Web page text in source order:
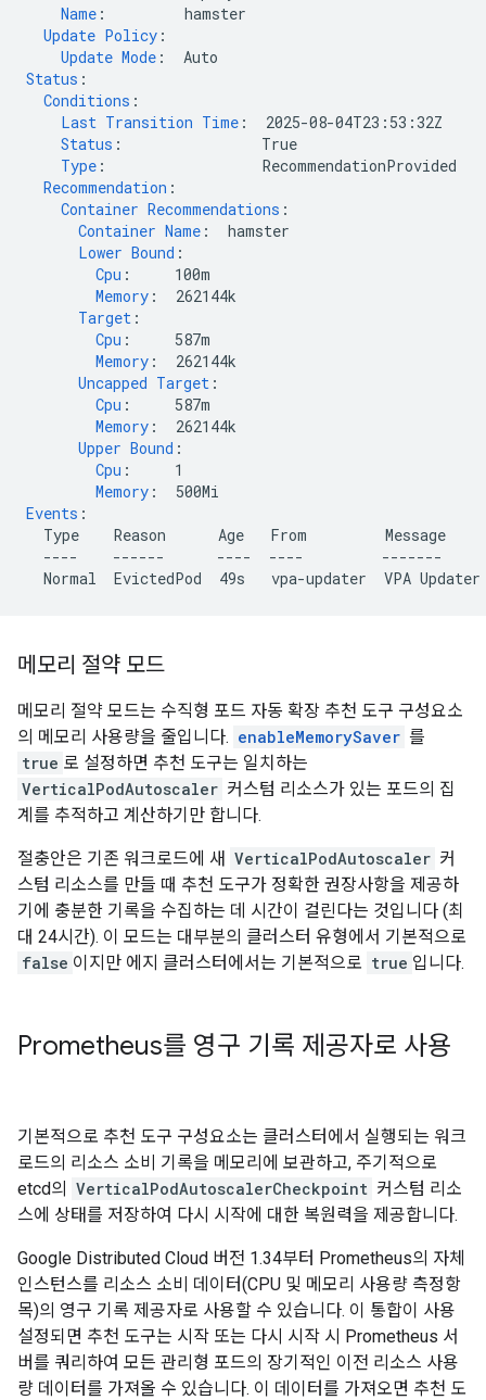
Name :
hamster
Update Policy :
Update Mode :
Auto
Status :
Conditions :
Last Transition Time :
2025-08-04T23:53:32Z
Status :
True
Type :
RecommendationProvided
Recommendation :
Container Recommendations :
Container Name :
hamster
Lower Bound :
Cpu :
100m
Memory :
262144k
Target :
Cpu :
587m
Memory :
262144k
Uncapped Target :
Cpu :
587m
Memory :
262144k
Upper Bound :
Cpu :
1
Memory :
500Mi
Events :
Type    Reason      Age   From         Message
----    ------      ----  ----         -------
Normal  EvictedPod  49s   vpa-updater  VPA
메모리 절약 모드
메모리 절약 모드는 수직형 포드 자동 확장 추천 도구 구성요소
의 메모리 사용량을 줄입니다. enableMemorySaver 를
true 로 설정하면 추천 도구는 일치하는
VerticalPodAutoscaler 커스텀 리소스가 있는 포드의 집
계를 추적하고 계산하기만 합니다.
절충안은 기존 워크로드에 새 VerticalPodAutoscaler 커
스텀 리소스를 만들 때 추천 도구가 정확한 권장사항을 제공하
기에 충분한 기록을 수집하는 데 시간이 걸린다는 것입니다 (최
대 24시간). 이 모드는 대부분의 클러스터 유형에서 기본적으로
false 이지만 에지 클러스터에서는 기본적으로 true 입니다.
Prometheus를 영구 기록 제공자로 사용
기본적으로 추천 도구 구성요소는 클러스터에서 실행되는 워크
로드의 리소스 소비 기록을 메모리에 보관하고, 주기적으로
etcd의
VerticalPodAutoscalerCheckpoint 커스텀 리소
스에 상태를 저장하여 다시 시작에 대한 복원력을 제공합니다.
Google Distributed Cloud 버전 1.34부터 Prometheus의 자체
인스턴스를 리소스 소비 데이터(CPU 및 메모리 사용량 측정항
목)의 영구 기록 제공자로 사용할 수 있습니다. 이 통합이 사용
설정되면 추천 도구는 시작 또는 다시 시작 시 Prometheus 서
버를 쿼리하여 모든 관리형 포드의 장기적인 이전 리소스 사용
량 데이터를 가져올 수 있습니다. 이 데이터를 가져오면 추천 도